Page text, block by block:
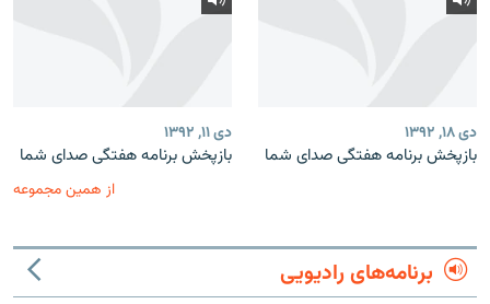
دی ۱۸, ۱۳۹۲
بازپخش برنامه‌ هفتگی صدای شما
دی ۱۱, ۱۳۹۲
بازپخش برنامه‌ هفتگی صدای شما
از همین مجموعه
برنامه‌های رادیویی